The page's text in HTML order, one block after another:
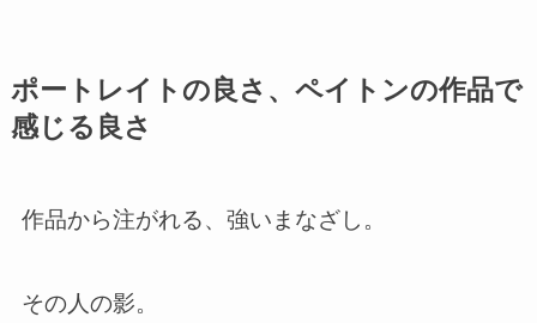
ポートレイトの良さ、ペイトンの作品で
感じる良さ
作品から注がれる、強いまなざし。
その人の影。